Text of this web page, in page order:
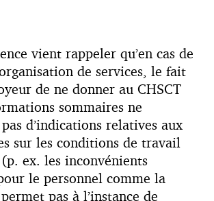
vient rappeler qu’en cas de
de services, le fait
de ne donner au CHSCT
sommaires ne
d’indications relatives aux
sur les conditions de travail
ex. les inconvénients
le personnel comme la
pas à l’instance de